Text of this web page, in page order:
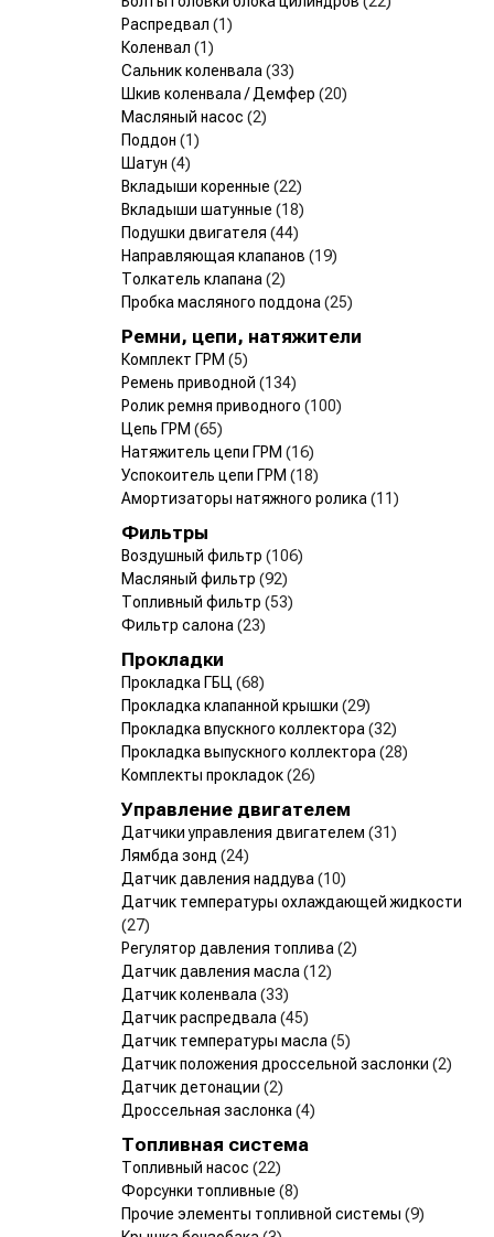
Распредвал (1)
Коленвал (1)
Сальник коленвала (33)
Шкив коленвала / Демфер (20)
Масляный насос (2)
Поддон (1)
Шатун (4)
Вкладыши коренные (22)
Вкладыши шатунные (18)
Подушки двигателя (44)
Направляющая клапанов (19)
Толкатель клапана (2)
Пробка масляного поддона (25)
Ремни, цепи, натяжители
Комплект ГРМ (5)
Ремень приводной (134)
Ролик ремня приводного (100)
Цепь ГРМ (65)
Натяжитель цепи ГРМ (16)
Успокоитель цепи ГРМ (18)
Амортизаторы натяжного ролика (11)
Фильтры
Воздушный фильтр (106)
Масляный фильтр (92)
Топливный фильтр (53)
Фильтр салона (23)
Прокладки
Прокладка ГБЦ (68)
Прокладка клапанной крышки (29)
Прокладка впускного коллектора (32)
Прокладка выпускного коллектора (28)
Комплекты прокладок(26)
Управление двигателем
Датчики управления двигателем (31)
Лямбда зонд (24)
Датчик давления наддува (10)
Датчик температуры охлаждающей жидкости
(27)
Регулятор давления топлива (2)
Датчик давления масла (12)
Датчик коленвала (33)
Датчик распредвала (45)
Датчик температуры масла (5)
Датчик положения дроссельной заслонки (2)
Датчик детонации (2)
Дроссельная заслонка (4)
Топливная система
Топливный насос (22)
Форсунки топливные (8)
Прочие элементы топливной системы (9)